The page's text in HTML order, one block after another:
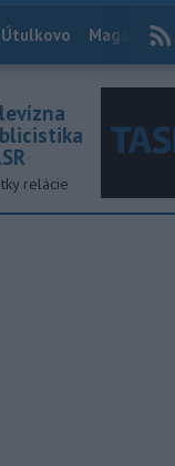
Útulkovo Magazín
relácie